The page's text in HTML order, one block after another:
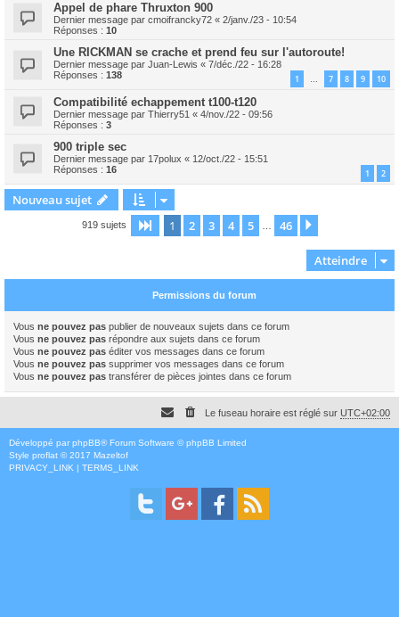
Appel de phare Thruxton 900
Dernier message par cmoifrancky72 « 2/janv./23 - 10:54
Réponses : 10
Une RICKMAN se crache et prend feu sur l'autoroute!
Dernier message par Juan-Lewis « 7/déc./22 - 16:28
Réponses : 138 1 … 7 8 9 10
Compatibilité echappement t100-t120
Dernier message par Thierry51 « 4/nov./22 - 09:56
Réponses : 3
900 triple sec
Dernier message par 17polux « 12/oct./22 - 15:51
Réponses : 16 1 2
Nouveau sujet
919 sujets Page 1sur46
1 2 3 4 5 46
Atteindre
Permissions du forum
Vous ne pouvez pas publier de nouveaux sujets dans ce forum
Vous ne pouvez pas répondre aux sujets dans ce forum
Vous ne pouvez pas éditer vos messages dans ce forum
Vous ne pouvez pas supprimer vos messages dans ce forum
Vous ne pouvez pas transférer de pièces jointes dans ce forum
Le fuseau horaire est réglé sur UTC+02:00
Développé par phpBB® Forum Software © phpBB Limited
Style proflat © 2017 Mazeltof
PRIVACY_LINK | TERMS_LINK